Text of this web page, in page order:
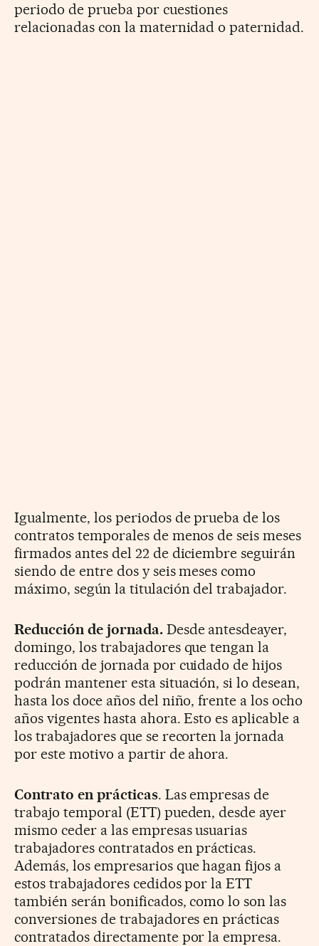
periodo de prueba por cuestiones
relacionadas con la maternidad o paternidad.
Igualmente, los periodos de prueba de los
contratos temporales de menos de seis meses
firmados antes del 22 de diciembre seguirán
siendo de entre dos y seis meses como
máximo, según la titulación del trabajador.
Reducción de jornada.Desde antesdeayer,
domingo, los trabajadores que tengan la
reducción de jornada por cuidado de hijos
podrán mantener esta situación, si lo desean,
hasta los doce años del niño, frente a los ocho
años vigentes hasta ahora. Esto es aplicable a
los trabajadores que se recorten la jornada
por este motivo a partir de ahora.
Contrato en prácticas. Las empresas de
trabajo temporal (ETT) pueden, desde ayer
mismo ceder a las empresas usuarias
trabajadores contratados en prácticas.
Además, los empresarios que hagan fijos a
estos trabajadores cedidos por la ETT
también serán bonificados, como lo son las
conversiones de trabajadores en prácticas
contratados directamente por la empresa.